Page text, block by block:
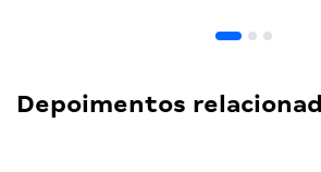
Depoimentos